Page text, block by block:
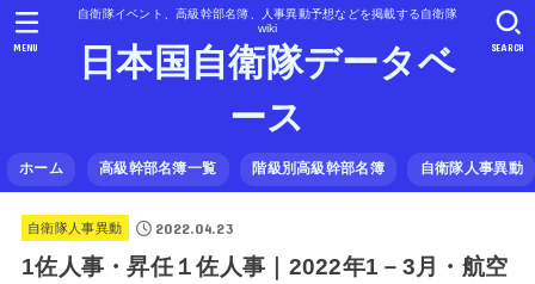
自衛隊イベント、高級幹部名簿、人事異動予想などを掲載する自衛隊
wiki
日本国自衛隊データベ
ース
ホーム 高級幹部名簿一覧 階級別高級幹部名簿 自衛隊人事異動
SEARCH
MENU
自衛隊人事異動 2022.04.23
1佐人事・昇任１佐人事｜2022年1－3月・航空